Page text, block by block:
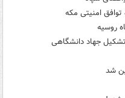
توافق امنیتی مکه
روسیه
جهاد دانشگاهی
شد